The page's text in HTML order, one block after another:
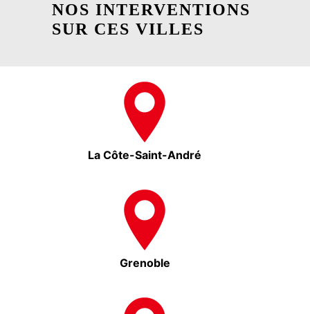
NOS INTERVENTIONS
SUR CES VILLES
La Côte-Saint-André
Grenoble